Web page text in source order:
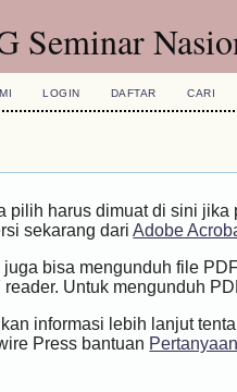
Seminar
LOGIN DAFTAR CARI
pilih harus dimuat di sini
sekarang dariAdobe
bisa mengunduh file
Untuk mengunduh
informasi lebih lanjut
Press bantuan